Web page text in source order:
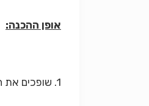
אופן ההכנה:
1. שופכים את הסוכר על צלחת עמוקה (צלחת מרק).